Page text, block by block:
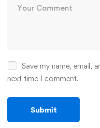
Save my name, email,
next time I comment.